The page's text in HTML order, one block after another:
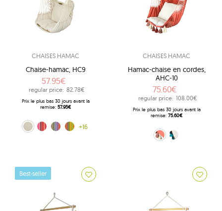
CHAISES HAMAC
Chaise-hamac, HC9
57.95€
regular price: 82.78€
Prix ​​le plus bas 30 jours avant la
remise: 57.95€
ecru (209)Lava (218)
arc-en-ciel (239)
Amelie (256)
+16
CHAISES HAMAC
Hamac-chaise en cordes,
AHC-10
75.60€
regular price: 108.00€
Prix ​​le plus bas 30 jours avant la
remise: 75.60€
Salmon (12)
ecru-niebieski (209b)
Best-seller